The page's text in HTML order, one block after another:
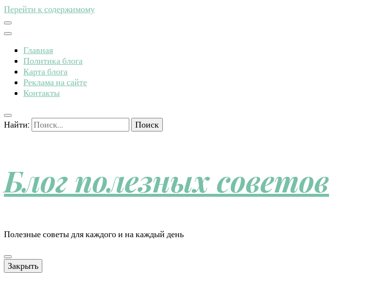
Перейти к содержимому
Главная
Политика блога
Карта блога
Реклама на сайте
Контакты
Найти:
Блог полезных советов
Полезные советы для каждого и на каждый день
Закрыть